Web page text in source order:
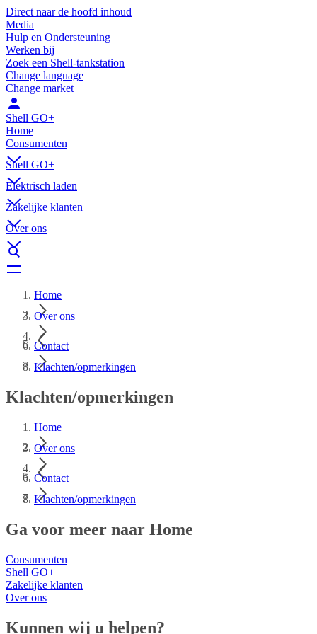
Direct naar de hoofd inhoud
Media
Hulp en Ondersteuning
Werken bij
Zoek een Shell-tankstation
Change language
Change market
Shell GO+
Home
Consumenten
Shell GO+
Elektrisch laden
Zakelijke klanten
Over ons
Home
Over ons
Contact
Klachten/opmerkingen
Klachten/opmerkingen
Home
Over ons
Contact
Klachten/opmerkingen
Ga voor meer naar Home
Consumenten
Shell GO+
Zakelijke klanten
Over ons
Kunnen wij u helpen?